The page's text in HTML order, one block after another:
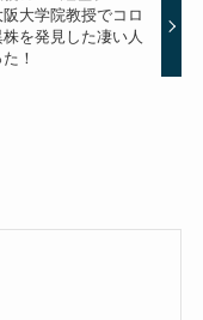
阪大学院教授でコロ
を発見した凄い人
！